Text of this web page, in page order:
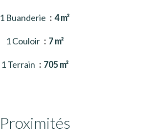
1 Buanderie 4 m²
1 Couloir 7 m²
1 Terrain 705 m²
Proximités